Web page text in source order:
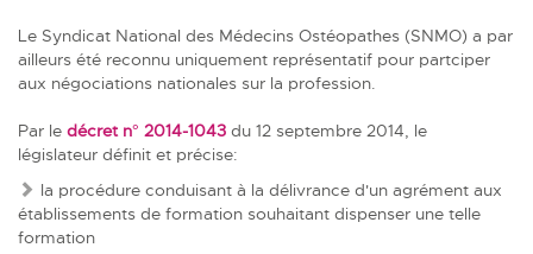
Le Syndicat National des Médecins Ostéopathes (SNMO) a par
ailleurs été reconnu uniquement représentatif pour partciper
aux négociations nationales sur la profession.
Par le décret n° 2014-1043 du 12 septembre 2014, le
législateur définit et précise:
la procédure conduisant à la délivrance d'un agrément aux
établissements de formation souhaitant dispenser une telle
formation